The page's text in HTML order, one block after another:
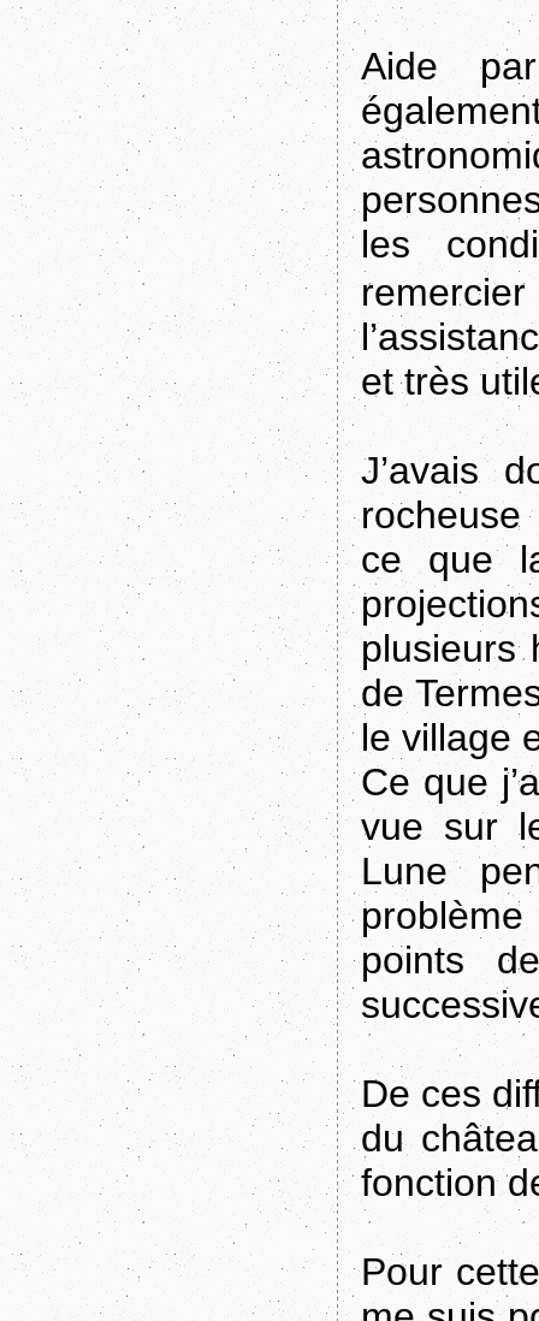
Aide
les
et très
J’avais
ce que
plusieurs
de
le village
Ce que
vue sur
Lune
points
De ces
du
fonction
Pour